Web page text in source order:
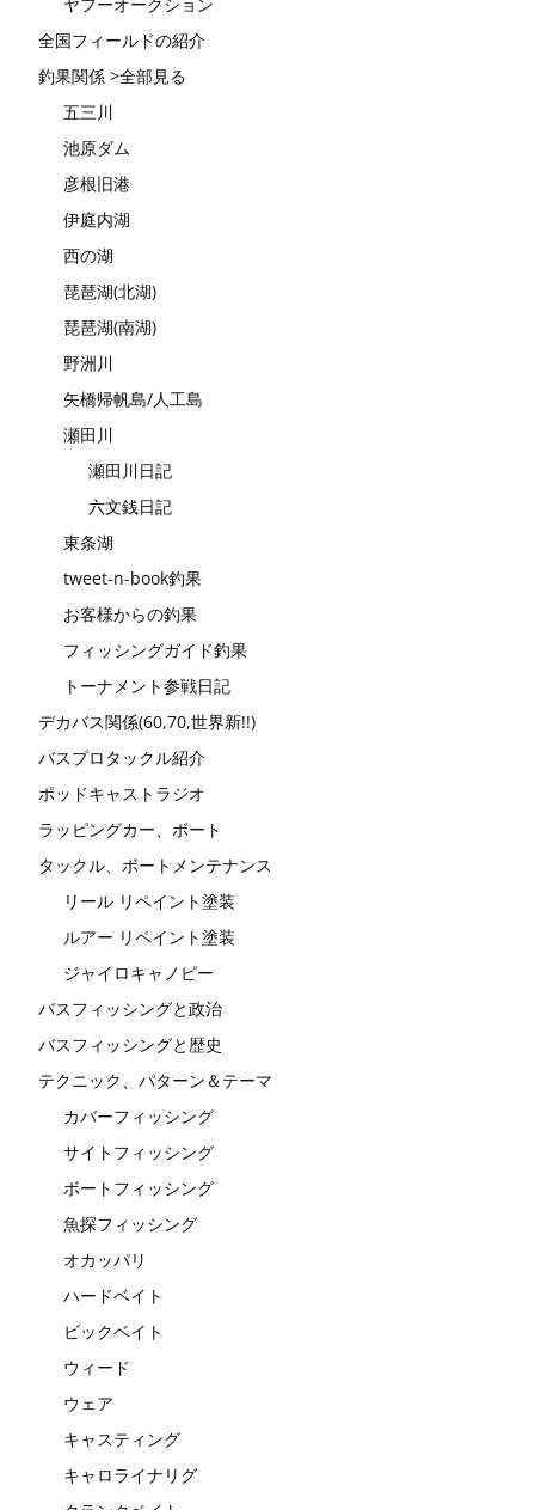
ヤフーオークション
全国フィールドの紹介
釣果関係 >全部見る
五三川
池原ダム
彦根旧港
伊庭内湖
西の湖
琵琶湖(北湖)
琵琶湖(南湖)
野洲川
矢橋帰帆島/人工島
瀬田川
瀬田川日記
六文銭日記
東条湖
tweet-n-book釣果
お客様からの釣果
フィッシングガイド釣果
トーナメント参戦日記
デカバス関係(60,70,世界新!!)
バスプロタックル紹介
ポッドキャストラジオ
ラッピングカー、ボート
タックル、ボートメンテナンス
リール リペイント塗装
ルアー リペイント塗装
ジャイロキャノピー
バスフィッシングと政治
バスフィッシングと歴史
テクニック、パターン＆テーマ
カバーフィッシング
サイトフィッシング
ボートフィッシング
魚探フィッシング
オカッパリ
ハードベイト
ビックベイト
ウィード
ウェア
キャスティング
キャロライナリグ